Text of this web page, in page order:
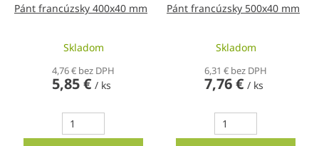
Pánt francúzsky 400x40 mm
Skladom
4,76 € bez DPH
5,85 € / ks
Pánt francúzsky 500x40 mm
Skladom
6,31 € bez DPH
7,76 € / ks